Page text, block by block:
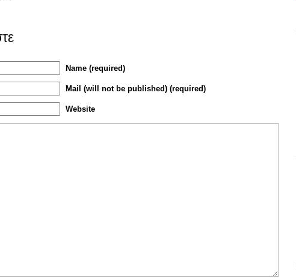
Name (required)
Mail (will not be published) (required)
Website